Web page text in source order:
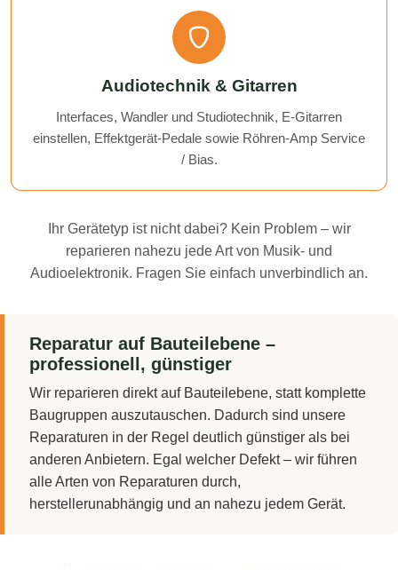
Audiotechnik & Gitarren
Interfaces, Wandler und Studiotechnik, E-Gitarren
einstellen, Effektgerät-Pedale sowie Röhren-Amp Service
/ Bias.
Ihr Gerätetyp ist nicht dabei? Kein Problem – wir
reparieren nahezu jede Art von Musik- und
Audioelektronik. Fragen Sie einfach unverbindlich an.
Reparatur auf Bauteilebene –
professionell, günstiger
Wir reparieren direkt auf Bauteilebene, statt komplette
Baugruppen auszutauschen. Dadurch sind unsere
Reparaturen in der Regel deutlich günstiger als bei
anderen Anbietern. Egal welcher Defekt – wir führen
alle Arten von Reparaturen durch,
herstellerunabhängig und an nahezu jedem Gerät.